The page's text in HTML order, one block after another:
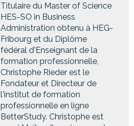
Titulaire du Master of Science
HES-SO in Business
Administration obtenu à HEG-
Fribourg et du Diplôme
fédéral d'Enseignant de la
formation professionnelle,
Christophe Rieder est le
Fondateur et Directeur de
l'institut de formation
professionnelle en ligne
BetterStudy. Christophe est